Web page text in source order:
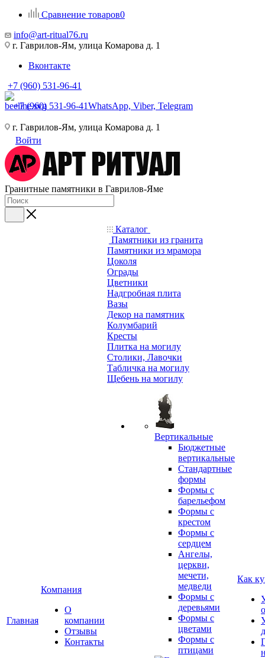
Сравнение товаров0
info@art-ritual76.ru
г. Гаврилов-Ям, улица Комарова д. 1
Вконтакте
+7 (960) 531-96-41
+7 (960) 531-96-41WhatsApp, Viber, Telegram
г. Гаврилов-Ям, улица Комарова д. 1
Войти
Гранитные памятники в Гаврилов-Яме
Главная
Компания
О
компании
Отзывы
Контакты
Каталог
Памятники из гранита
Памятники из мрамора
Цоколя
Ограды
Цветники
Надгробная плита
Вазы
Декор на памятник
Колумбарий
Кресты
Плитка на могилу
Столики, Лавочки
Табличка на могилу
Щебень на могилу
Вертикальные
Бюджетные
вертикальные
Стандартные
формы
Формы с
барельефом
Формы с
крестом
Формы с
сердцем
Ангелы,
церкви,
мечети,
медведи
Формы с
деревьями
Формы с
цветами
Формы с
птицами
Как